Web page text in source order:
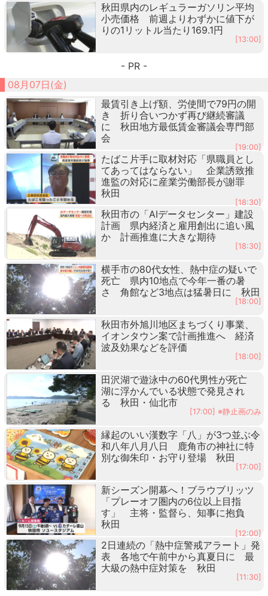
秋田県内のレギュラーガソリン平均
小売価格 前週よりわずかに値下が
りの1リットル当たり169.1円
[13:00]
- PR -
08月07日(金)
最賃引き上げ額、労使間で79円の開
き 折り合いつかず再び継続審議
に 秋田地方最低賃金審議会専門部
会
[19:00]
たばこ片手に取材対応「県職員とし
てあってはならない」 企業誘致推
進監の対応に産業労働部長が謝罪
秋田
[18:30]
秋田市の「AIデータセンター」建設
計画 県内経済と雇用創出に追い風
か 計画推進に大きな期待
[18:30]
横手市の80代女性、熱中症の疑いで
死亡 県内10地点で今年一番の暑
さ 角館など3地点は猛暑日に 秋田
[18:00]
秋田市外旭川地区まちづくり事業、
イオンタウン案で計画推進へ 経済
波及効果などを評価
[18:00]
田沢湖で遊泳中の60代男性が死亡
湖に浮かんでいる状態で発見され
る 秋田・仙北市
[17:00] ※静止画のみ
縁起のいい漢数字「八」が3つ並ぶ令
和八年八月八日 鹿角市の神社に特
別な御朱印・お守り登場 秋田
[17:00]
新シーズン開幕へ！ブラウブリッツ
「プレーオフ圏内の6位以上目指
す」 主将・監督ら、知事に抱負
秋田
[12:00]
2日連続の「熱中症警戒アラート」発
表 各地で午前中から真夏日に 最
大級の熱中症対策を 秋田
[11:30]